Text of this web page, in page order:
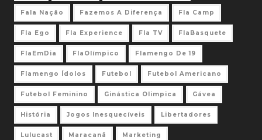
Fala Nação Fazemos A Diferença Fla Camp
Fla Ego Fla Experience Fla TV FlaBasquete
FlaEmDia FlaOlímpico Flamengo De 19
Flamengo Ídolos Futebol Futebol Americano
Futebol Feminino Ginástica Olimpica Gávea
História Jogos Inesquecíveis Libertadores
Lulucast Maracanã Marketing